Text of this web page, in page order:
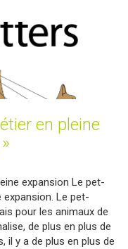
une
« élitisation »
d’enseignant
?"
en pleine
expansion Le pet-
Le pet-
pour les animaux de
de plus en plus de
il y a de plus en plus de